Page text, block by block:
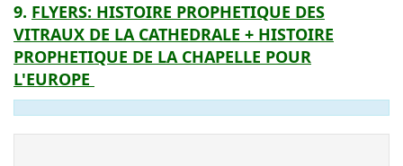
9. FLYERS: HISTOIRE PROPHETIQUE DES
VITRAUX DE LA CATHEDRALE + HISTOIRE
PROPHETIQUE DE LA CHAPELLE POUR
L'EUROPE